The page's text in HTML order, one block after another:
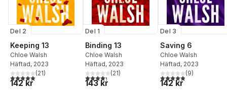
Del 2
Keeping 13
Chloe Walsh
Häftad, 2023
5,0utav 5 stjärnor. Totalt antal röster:
(21)
142 kr
Del 1
Binding 13
Chloe Walsh
Häftad, 2023
4,3utav 5 stjärnor. Totalt antal röster:
(21)
143 kr
Del 3
Saving 6
Chloe Walsh
Häftad, 2023
4,9utav 5 stjärnor.
(9)
142 kr